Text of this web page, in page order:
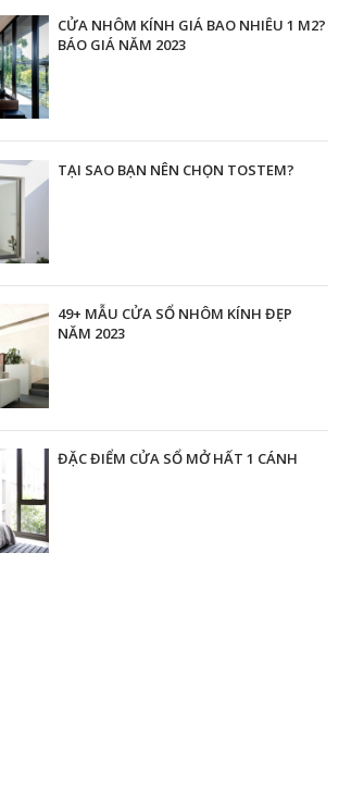
CỬA NHÔM KÍNH GIÁ BAO NHIÊU 1 M2?
BÁO GIÁ NĂM 2023
TẠI SAO BẠN NÊN CHỌN TOSTEM?
49+ MẪU CỬA SỔ NHÔM KÍNH ĐẸP
NĂM 2023
ĐẶC ĐIỂM CỬA SỔ MỞ HẤT 1 CÁNH